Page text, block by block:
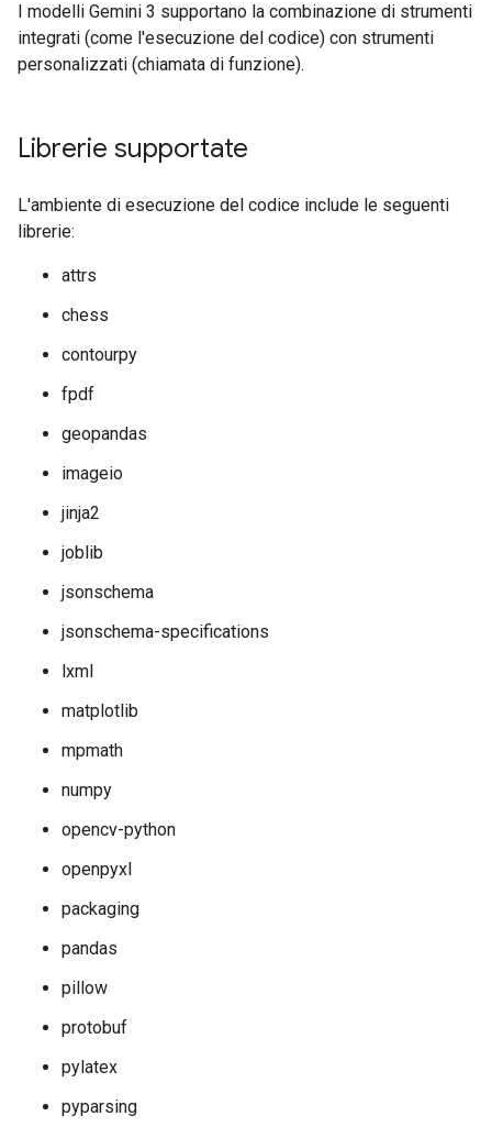
I modelli Gemini 3 supportano la combinazione di strumenti
integrati (come l'esecuzione del codice) con strumenti
personalizzati (chiamata di funzione).
Librerie supportate
L'ambiente di esecuzione del codice include le seguenti
librerie:
attrs
chess
contourpy
fpdf
geopandas
imageio
jinja2
joblib
jsonschema
jsonschema-specifications
lxml
matplotlib
mpmath
numpy
opencv-python
openpyxl
packaging
pandas
pillow
protobuf
pylatex
pyparsing